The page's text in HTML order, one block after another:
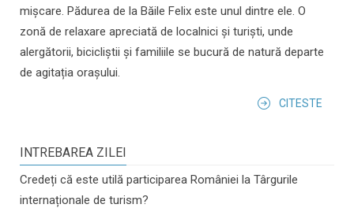
mișcare. Pădurea de la Băile Felix este unul dintre ele. O
zonă de relaxare apreciată de localnici și turiști, unde
alergătorii, bicicliștii și familiile se bucură de natură departe
de agitația orașului.
CITESTE
INTREBAREA ZILEI
Credeți că este utilă participarea României la Târgurile
internaționale de turism?